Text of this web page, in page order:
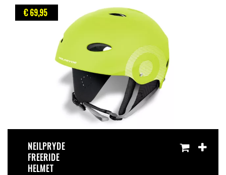
€ 69,95
NEILPRYDE
FREERIDE
HELMET